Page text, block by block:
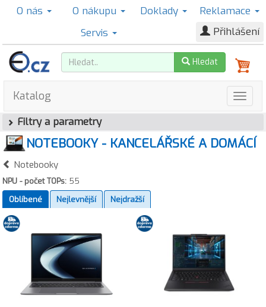
O nás O nákupu Doklady
Reklamace
Servis
Přihlášení
Hledat
Katalog
Filtry a parametry
NOTEBOOKY - KANCELÁŘSKÉ A DOMÁCÍ
Notebooky
NPU - počet TOPs: 55
Oblíbené
Nejlevnější Nejdražší